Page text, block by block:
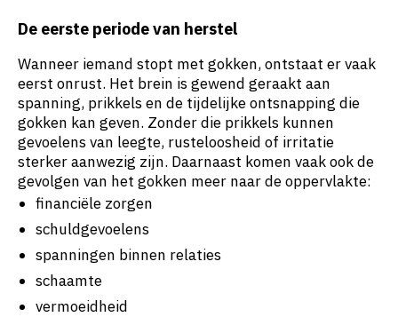
De eerste periode van herstel
Wanneer iemand stopt met gokken, ontstaat er vaak
eerst onrust. Het brein is gewend geraakt aan
spanning, prikkels en de tijdelijke ontsnapping die
gokken kan geven. Zonder die prikkels kunnen
gevoelens van leegte, rusteloosheid of irritatie
sterker aanwezig zijn. Daarnaast komen vaak ook de
gevolgen van het gokken meer naar de oppervlakte:
financiële zorgen
schuldgevoelens
spanningen binnen relaties
schaamte
vermoeidheid